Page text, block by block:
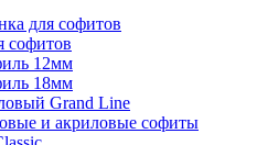
для софитов
софитов
12мм
18мм
Grand Line
и акриловые софиты